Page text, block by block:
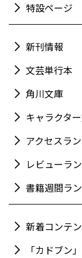
特設ページ
新刊情報
文芸単行本
角川文庫
キャラクタ
アクセスラ
レビューラ
書籍週間ラ
新着コンテ
「カドブン